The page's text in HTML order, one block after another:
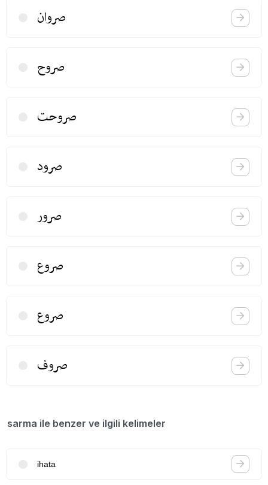
صروان
صروح
صروحت
صرود
صرور
صروع
صروع
صروف
sarma ile benzer ve ilgili kelimeler
ihata